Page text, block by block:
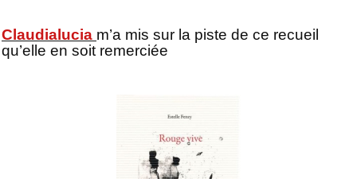
Claudialucia m’a mis sur la piste de ce recueil
qu’elle en soit remerciée